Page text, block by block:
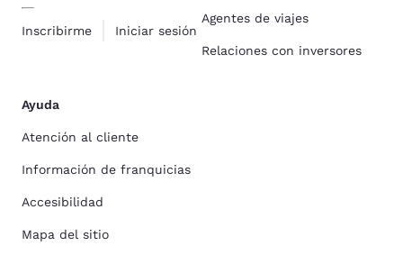
Inscribirme Iniciar sesión
Agentes de viajes
Relaciones con inversores
Ayuda
Atención al cliente
Información de franquicias
Accesibilidad
Mapa del sitio